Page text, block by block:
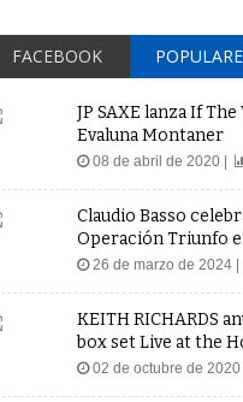
FACEBOOK
JP SAXE lanza If
Evaluna Montaner
08 de abril de 2020 |
Claudio Basso
Operación Triunfo
26 de marzo de 2024 |
KEITH RICHARDS
box set Live at the
02 de octubre de 2020